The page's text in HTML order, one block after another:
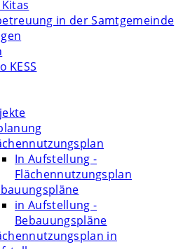
in der Samtgemeinde
KESS
In Aufstellung -
Flächennutzungsplan
in Aufstellung -
Bebauungspläne
in